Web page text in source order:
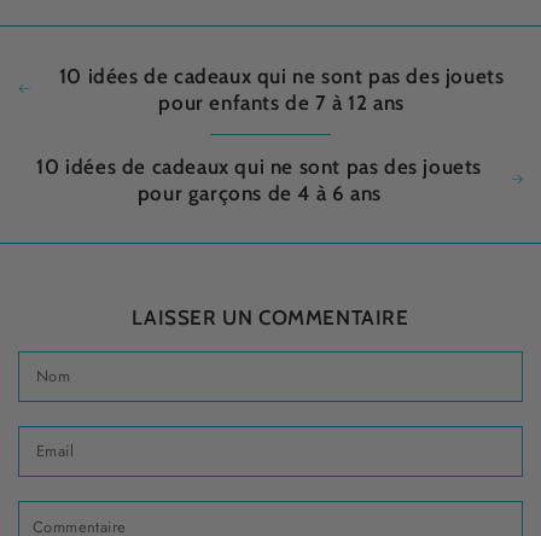
10 idées de cadeaux qui ne sont pas des jouets
pour enfants de 7 à 12 ans
10 idées de cadeaux qui ne sont pas des jouets
pour garçons de 4 à 6 ans
LAISSER UN COMMENTAIRE
Nom
Email
Commentaire